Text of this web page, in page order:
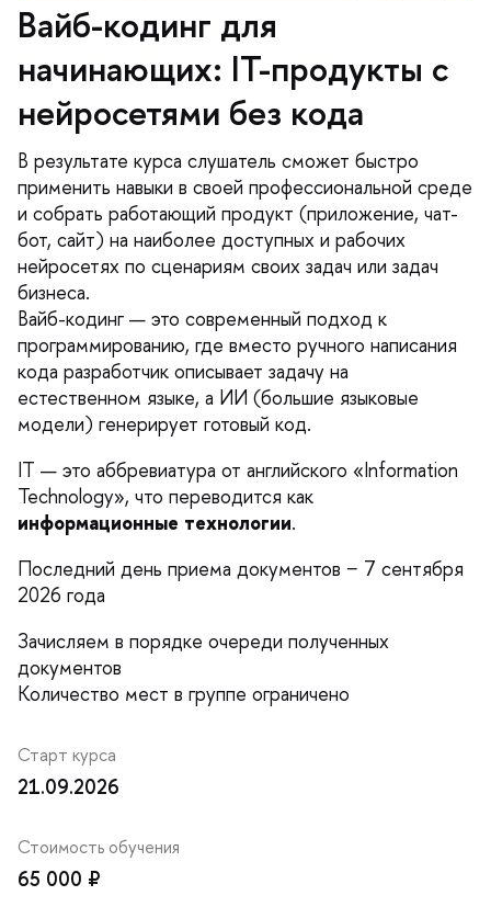
айб-кодинг для
начинающих: IT-продукты с
нейросетями без кода
результате курса слушатель сможет быстро
применить навыки в своей профессиональной среде
и собрать работающий продукт (приложение, чат-
от, сайт) на наиболее доступных и рабочих
нейросетях по сценариям своих задач или задач
изнеса.
айб-кодинг — это современный подход к
программированию, где вместо ручного написания
кода разработчик описывает задачу на
естественном языке, а ИИ (большие языковые
модели) генерирует готовый код.
IT — это аббревиатура от английского «Information
Technology», что переводится как
информационные технологии.
Последний день приема документов − 7 сентября
2026 года
Зачисляем в порядке очереди полученных
документо
Количество мест в группе ограничено
Старт курса
21.09.2026
Стоимость обучения
65 000 ₽